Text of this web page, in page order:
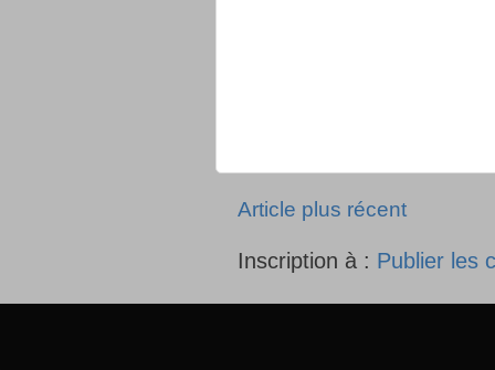
Article plus récent
Inscription à : Publier les